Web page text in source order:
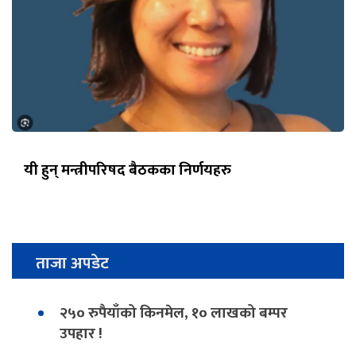
यी हुन् मन्त्रीपरिषद बैठकका निर्णयहरु
ताजा अपडेट
२५० रुपैयाँको किनमेल, १० लाखको बम्पर
उपहार !